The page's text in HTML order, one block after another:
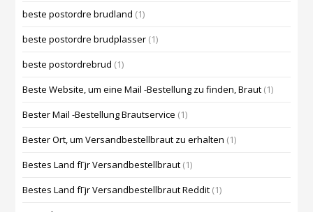
beste postordre brudland (1)
beste postordre brudplasser (1)
beste postordrebrud (1)
Beste Website, um eine Mail -Bestellung zu finden, Braut (1)
Bester Mail -Bestellung Brautservice (1)
Bester Ort, um Versandbestellbraut zu erhalten (1)
Bestes Land fГјr Versandbestellbraut (1)
Bestes Land fГјr Versandbestellbraut Reddit (1)